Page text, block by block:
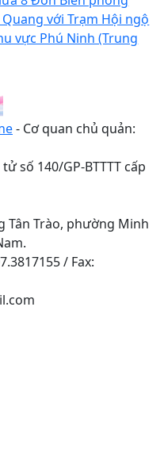
với Trạm Hội ngộ
vực Phú Ninh (Trung
- Cơ quan chủ quản:
số 140/GP-BTTTT cấp
Tân Trào, phường Minh
/ Fax: